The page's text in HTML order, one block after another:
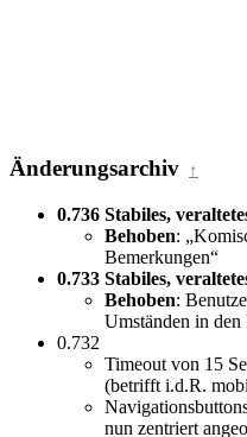
Änderungsarchiv ↑
0.736 Stabiles,
Behoben:
Bemerkungen“
0.733 Stabiles,
Behoben:
Umständen in
0.732
Timeout von 15
(betrifft i.d.R.
nun zentriert